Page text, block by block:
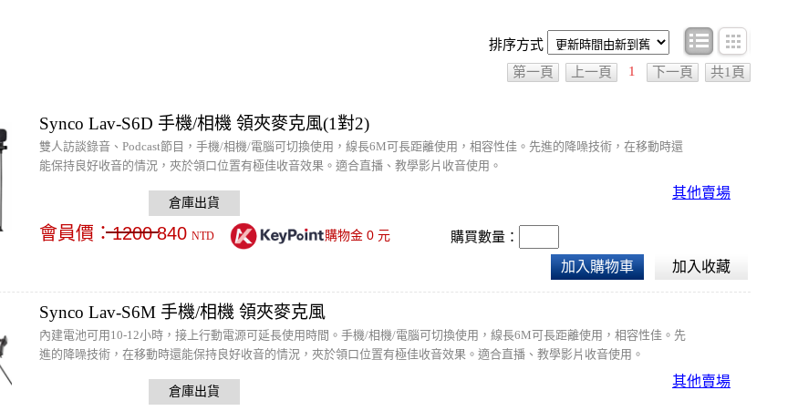
排序方式
條目顯示
第一頁 上一頁 1 下一頁 共1頁
Synco Lav-S6D 手機/相機 領夾麥克風(1對2)
雙人訪談錄音、Podcast節目，手機/相機/電腦可切換使用，線長6M可長距離使用，相容性佳。先進的降噪技術，在移動時還
能保持良好收音的情況，夾於領口位置有極佳收音效果。適合直播、教學影片收音使用。
其他賣場
會員價：1200 840 NTD 購物金 0元 購買數量：
加入購物車 加入收藏
Synco Lav-S6M 手機/相機 領夾麥克風
內建電池可用10-12小時，接上行動電源可延長使用時間。手機/相機/電腦可切換使用，線長6M可長距離使用，相容性佳。先
進的降噪技術，在移動時還能保持良好收音的情況，夾於領口位置有極佳收音效果。適合直播、教學影片收音使用。
其他賣場